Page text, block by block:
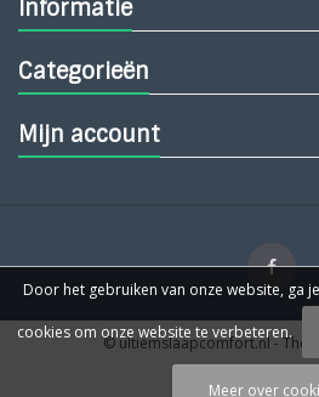
Informatie
Categorieën
Mijn account
© ultiemslaapcomfort.nl-
Door het gebruiken van onze website, ga
cookies om onze website te verbeteren.
Meer over